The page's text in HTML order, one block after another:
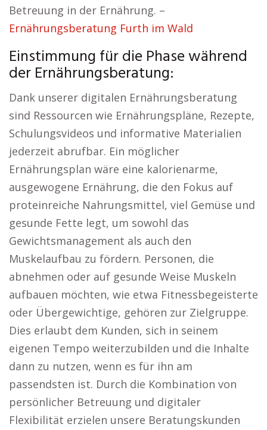
Betreuung in der Ernährung. –
Ernährungsberatung Furth im Wald
Einstimmung für die Phase während
der Ernährungsberatung:
Dank unserer digitalen Ernährungsberatung
sind Ressourcen wie Ernährungspläne, Rezepte,
Schulungsvideos und informative Materialien
jederzeit abrufbar. Ein möglicher
Ernährungsplan wäre eine kalorienarme,
ausgewogene Ernährung, die den Fokus auf
proteinreiche Nahrungsmittel, viel Gemüse und
gesunde Fette legt, um sowohl das
Gewichtsmanagement als auch den
Muskelaufbau zu fördern. Personen, die
abnehmen oder auf gesunde Weise Muskeln
aufbauen möchten, wie etwa Fitnessbegeisterte
oder Übergewichtige, gehören zur Zielgruppe.
Dies erlaubt dem Kunden, sich in seinem
eigenen Tempo weiterzubilden und die Inhalte
dann zu nutzen, wenn es für ihn am
passendsten ist. Durch die Kombination von
persönlicher Betreuung und digitaler
Flexibilität erzielen unsere Beratungskunden